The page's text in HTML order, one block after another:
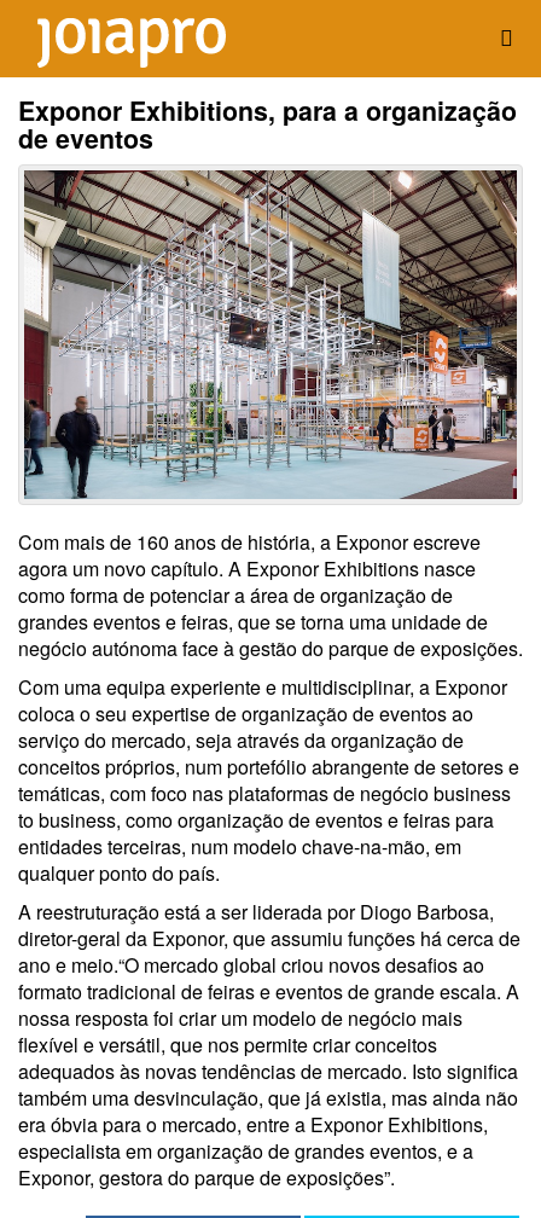
Exponor Exhibitions, para a organização
de eventos
Com mais de 160 anos de história, a Exponor escreve
agora um novo capítulo. A Exponor Exhibitions nasce
como forma de potenciar a área de organização de
grandes eventos e feiras, que se torna uma unidade de
negócio autónoma face à gestão do parque de exposições.
Com uma equipa experiente e multidisciplinar, a Exponor
coloca o seu expertise de organização de eventos ao
serviço do mercado, seja através da organização de
conceitos próprios, num portefólio abrangente de setores e
temáticas, com foco nas plataformas de negócio business
to business, como organização de eventos e feiras para
entidades terceiras, num modelo chave-na-mão, em
qualquer ponto do país.
A reestruturação está a ser liderada por Diogo Barbosa,
diretor-geral da Exponor, que assumiu funções há cerca de
ano e meio.“O mercado global criou novos desafios ao
formato tradicional de feiras e eventos de grande escala. A
nossa resposta foi criar um modelo de negócio mais
flexível e versátil, que nos permite criar conceitos
adequados às novas tendências de mercado. Isto significa
também uma desvinculação, que já existia, mas ainda não
era óbvia para o mercado, entre a Exponor Exhibitions,
especialista em organização de grandes eventos, e a
Exponor, gestora do parque de exposições”.